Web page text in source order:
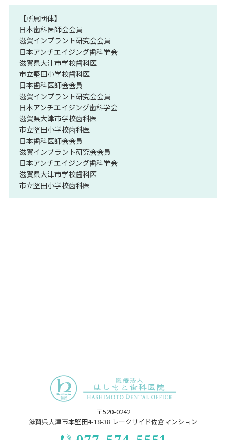
【所属団体】
日本歯科医師会会員
滋賀インプラント研究会会員
日本アンチエイジング歯科学会
滋賀県大津市学校歯科医
市立堅田小学校歯科医
日本歯科医師会会員
滋賀インプラント研究会会員
日本アンチエイジング歯科学会
滋賀県大津市学校歯科医
市立堅田小学校歯科医
日本歯科医師会会員
滋賀インプラント研究会会員
日本アンチエイジング歯科学会
滋賀県大津市学校歯科医
市立堅田小学校歯科医
〒520-0242
滋賀県大津市本堅田4-18-38 レークサイド佐倉マンション